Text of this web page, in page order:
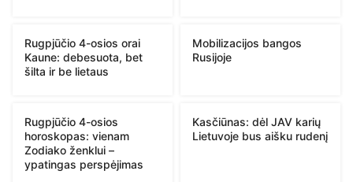
Rugpjūčio 4-osios orai
Kaune: debesuota, bet
šilta ir be lietaus
Mobilizacijos bangos
Rusijoje
Rugpjūčio 4-osios
horoskopas: vienam
Zodiako ženklui –
ypatingas perspėjimas
Kasčiūnas: dėl JAV karių
Lietuvoje bus aišku rudenį